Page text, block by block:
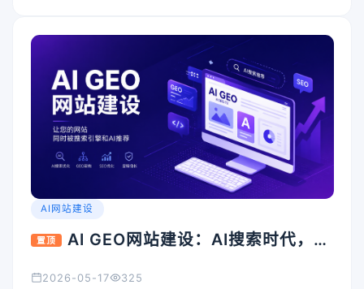
AI网站建设
置顶
AI GEO网站建设：AI搜索时代，企
2026-05-17 325